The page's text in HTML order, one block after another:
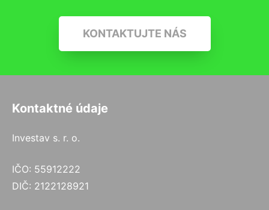
KONTAKTUJTE NÁS
Kontaktné údaje
Investav s. r. o.
IČO: 55912222
DIČ: 2122128921